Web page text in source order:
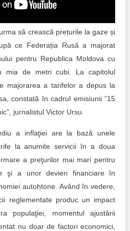
de stat
proaste politici locale din
și transparența instituțiilor
societății civile
să crească prețurile la gaze și
ce Federația Rusă a majorat
pentru Republica Moldova cu
mia de metri cubi. La capitolul
majorarea a tarifelor a depus la
constată în cadrul emisiunii ”15
jurnalistul Victor Ursu.
a inflaţiei are la bază unele
la anumite servicii în a doua
a preţurilor mai mari pentru
şi a unor devieri financiare în
autohtone. Având în vedere,
reglementate produc un impact
populaţiei, momentul ajustării
nu doar de factori economici,